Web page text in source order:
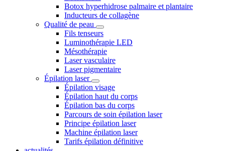
Botox hyperhidrose palmaire et plantaire
Inducteurs de collagène
Qualité de peau
Fils tenseurs
Luminothérapie LED
Mésothérapie
Laser vasculaire
Laser pigmentaire
Épilation laser
Épilation visage
Épilation haut du corps
Épilation bas du corps
Parcours de soin épilation laser
Principe épilation laser
Machine épilation laser
Tarifs épilation définitive